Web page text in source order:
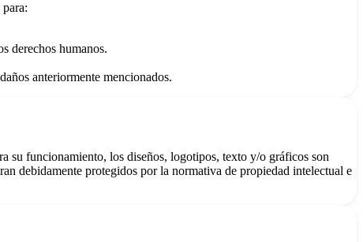
derechos humanos.
anteriormente mencionados.
funcionamiento, los diseños, logotipos, texto y/o gráficos son
debidamente protegidos por la normativa de propiedad intelectual e